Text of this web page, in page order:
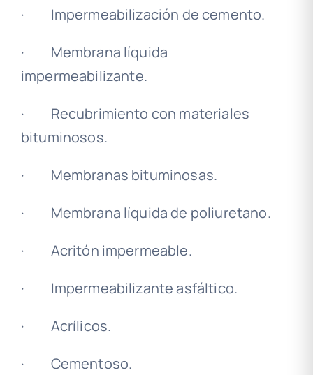
· Impermeabilización de cemento.
· Membrana líquida
impermeabilizante.
· Recubrimiento con materiales
bituminosos.
· Membranas bituminosas.
· Membrana líquida de poliuretano.
· Acritón impermeable.
· Impermeabilizante asfáltico.
· Acrílicos.
· Cementoso.